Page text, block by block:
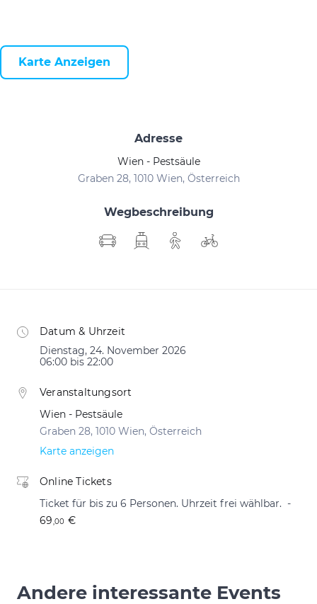
Karte Anzeigen
Adresse
Wien - Pestsäule
Graben 28, 1010 Wien, Österreich
Wegbeschreibung
Datum & Uhrzeit
Dienstag, 24. November 2026
06:00 bis 22:00
Veranstaltungsort
Wien - Pestsäule
Graben 28, 1010 Wien, Österreich
Karte anzeigen
Online Tickets
Ticket für bis zu 6 Personen. Uhrzeit frei wählbar.
69 ,00 €
Andere interessante Events